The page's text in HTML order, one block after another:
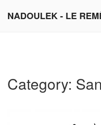
NADOULEK - LE
Category: